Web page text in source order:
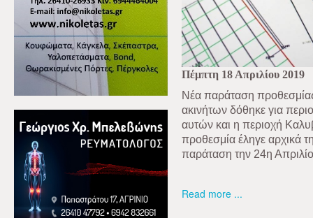
Πέμπτη 18 Απριλίου 2019
Nέα παράταση
ακινήτων δόθηκε για
αυτών και η περιοχή
προθεσμία έληγε αρχικά
παράταση την 24η
Read more ...